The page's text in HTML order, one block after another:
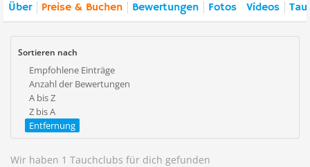
Über Preise & Buchen Bewertungen Fotos Videos
Sortieren nach
Empfohlene Einträge
Anzahl der Bewertungen
A bis Z
Z bis A
Entfernung
Wir haben 1 Tauchclubs für dich gefunden